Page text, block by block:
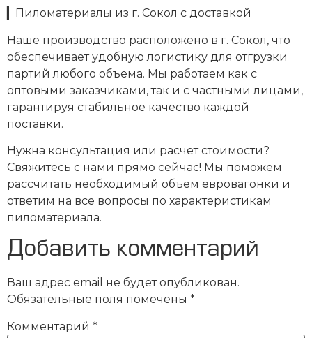
▎Пиломатериалы из г. Сокол с доставкой
Наше производство расположено в г. Сокол, что
обеспечивает удобную логистику для отгрузки
партий любого объема. Мы работаем как с
оптовыми заказчиками, так и с частными лицами,
гарантируя стабильное качество каждой
поставки.
Нужна консультация или расчет стоимости?
Свяжитесь с нами прямо сейчас! Мы поможем
рассчитать необходимый объем евровагонки и
ответим на все вопросы по характеристикам
пиломатериала.
Добавить комментарий
Ваш адрес email не будет опубликован.
Обязательные поля помечены *
Комментарий *